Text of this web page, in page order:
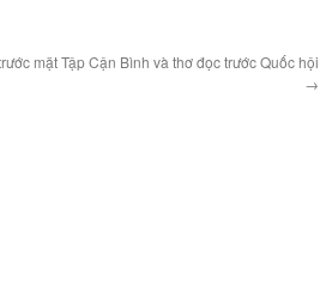
mặt Tập Cận Bình và thơ đọc trước Quốc hội
→